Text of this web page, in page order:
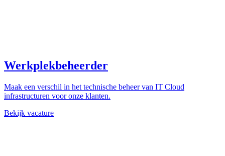
Werkplekbeheerder
Maak een verschil in het technische beheer van IT Cloud
infrastructuren voor onze klanten.
Bekijk vacature